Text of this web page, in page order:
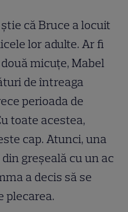
că Bruce a locuit
lor adulte. Ar fi
micuțe, Mabel
de întreaga
perioada de
toate acestea,
cap. Atunci, una
greșeală cu un ac
a decis să se
plecarea.